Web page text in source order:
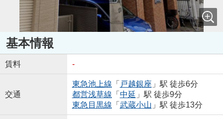
基本情報
賃料 -
交通
東急池上線 「 戸越銀座 」駅 徒歩6分
都営浅草線 「 中延 」駅 徒歩9分
東急目黒線 「 武蔵小山 」駅 徒歩13分